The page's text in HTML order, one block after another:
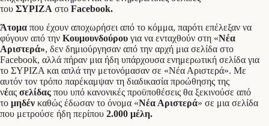
του ΣΥΡΙΖΑ στο Facebook.
Άτομα που έχουν αποχωρήσει από το κόμμα, παρότι επέλεξαν να
φύγουν από την Κουμουνδούρου για να ενταχθούν στη «Νέα
Αριστερά», δεν δημιούργησαν από την αρχή μια σελίδα στο
Facebook, αλλά πήραν μια ήδη υπάρχουσα ενημερωτική σελίδα για
το ΣΥΡΙΖΑ και απλά την μετονόμασαν σε «Νέα Αριστερά». Με
αυτόν τον τρόπο παρέκαμψαν τη διαδικασία προώθησης της
νέας σελίδας που υπό κανονικές προϋποθέσεις θα ξεκινούσε από
το μηδέν καθώς έδωσαν το όνομα «Νέα Αριστερά» σε μια σελίδα
που μετρούσε ήδη περίπου 2.000 μέλη.